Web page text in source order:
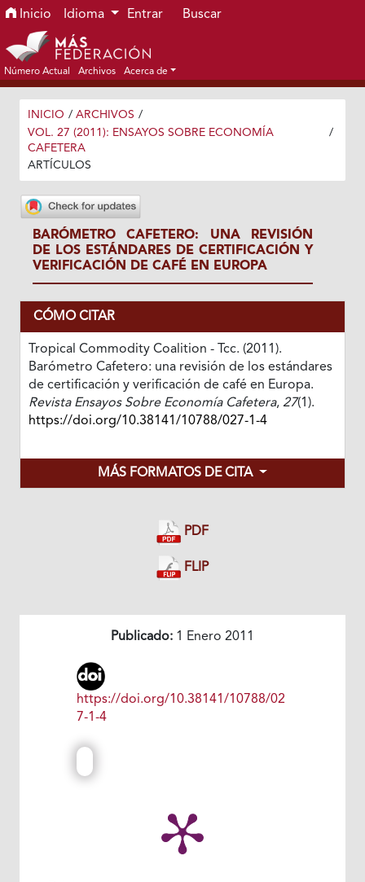
Ir al menú de navegación principal
Ir al contenido principal
Ir al pie de página del sitio
Inicio Idioma Entrar Buscar
Número Actual Archivos Acerca de
INICIO / ARCHIVOS /
VOL. 27 (2011): ENSAYOS SOBRE ECONOMÍA
CAFETERA
/
ARTÍCULOS
BARÓMETRO CAFETERO: UNA REVISIÓN
DE LOS ESTÁNDARES DE CERTIFICACIÓN Y
VERIFICACIÓN DE CAFÉ EN EUROPA
CÓMO CITAR
Tropical Commodity Coalition - Tcc. (2011).
Barómetro Cafetero: una revisión de los estándares
de certificación y verificación de café en Europa.
Revista Ensayos Sobre Economía Cafetera, 27(1).
https://doi.org/10.38141/10788/027-1-4
MÁS FORMATOS DE CITA
PDF
FLIP
Publicado: 1 Enero 2011
https://doi.org/10.38141/10788/02
7-1-4